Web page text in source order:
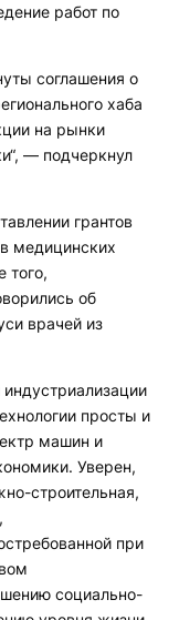
работ по
соглашения о
хаба
на рынки
— подчеркнул
грантов
медицинских
того,
об
врачей из
просты и
машин и
Уверен,
строительная,
при
социально-